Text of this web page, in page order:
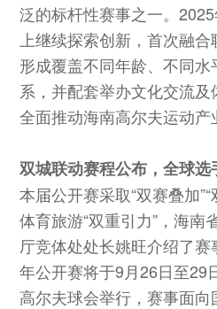
泛的标杆性赛事之一。
上继续探索创新，首次融
形成覆盖不同年龄、不同
系，并配套举办文化交流及
全面推动海南高尔夫运动产
双城联动赛程公布，全球选
本届公开赛采取“双赛叠加
体育旅游“双重引力”，海南
厅竞体处处长姚旺介绍了
年公开赛将于9月26日至29
高尔夫球会举行，赛事面